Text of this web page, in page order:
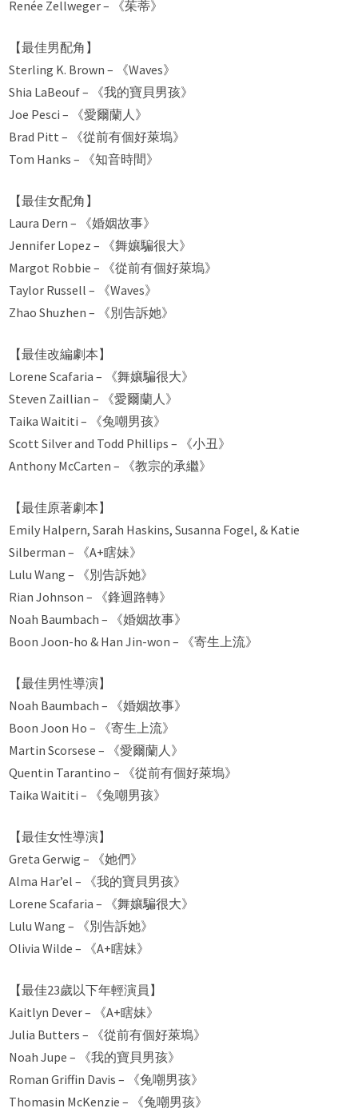
Renée Zellweger – 《茱蒂》
【最佳男配角】
Sterling K. Brown – 《Waves》
Shia LaBeouf – 《我的寶貝男孩》
Joe Pesci – 《愛爾蘭人》
Brad Pitt – 《從前有個好萊塢》
Tom Hanks – 《知音時間》
【最佳女配角】
Laura Dern – 《婚姻故事》
Jennifer Lopez – 《舞孃騙很大》
Margot Robbie – 《從前有個好萊塢》
Taylor Russell – 《Waves》
Zhao Shuzhen – 《別告訴她》
【最佳改編劇本】
Lorene Scafaria – 《舞孃騙很大》
Steven Zaillian – 《愛爾蘭人》
Taika Waititi – 《兔嘲男孩》
Scott Silver and Todd Phillips – 《小丑》
Anthony McCarten – 《教宗的承繼》
【最佳原著劇本】
Emily Halpern, Sarah Haskins, Susanna Fogel, & Katie
Silberman – 《A+瞎妹》
Lulu Wang – 《別告訴她》
Rian Johnson – 《鋒迴路轉》
Noah Baumbach – 《婚姻故事》
Boon Joon-ho & Han Jin-won – 《寄生上流》
【最佳男性導演】
Noah Baumbach – 《婚姻故事》
Boon Joon Ho – 《寄生上流》
Martin Scorsese – 《愛爾蘭人》
Quentin Tarantino – 《從前有個好萊塢》
Taika Waititi – 《兔嘲男孩》
【最佳女性導演】
Greta Gerwig – 《她們》
Alma Har’el – 《我的寶貝男孩》
Lorene Scafaria – 《舞孃騙很大》
Lulu Wang – 《別告訴她》
Olivia Wilde – 《A+瞎妹》
【最佳23歲以下年輕演員】
Kaitlyn Dever – 《A+瞎妹》
Julia Butters – 《從前有個好萊塢》
Noah Jupe – 《我的寶貝男孩》
Roman Griffin Davis – 《兔嘲男孩》
Thomasin McKenzie – 《兔嘲男孩》